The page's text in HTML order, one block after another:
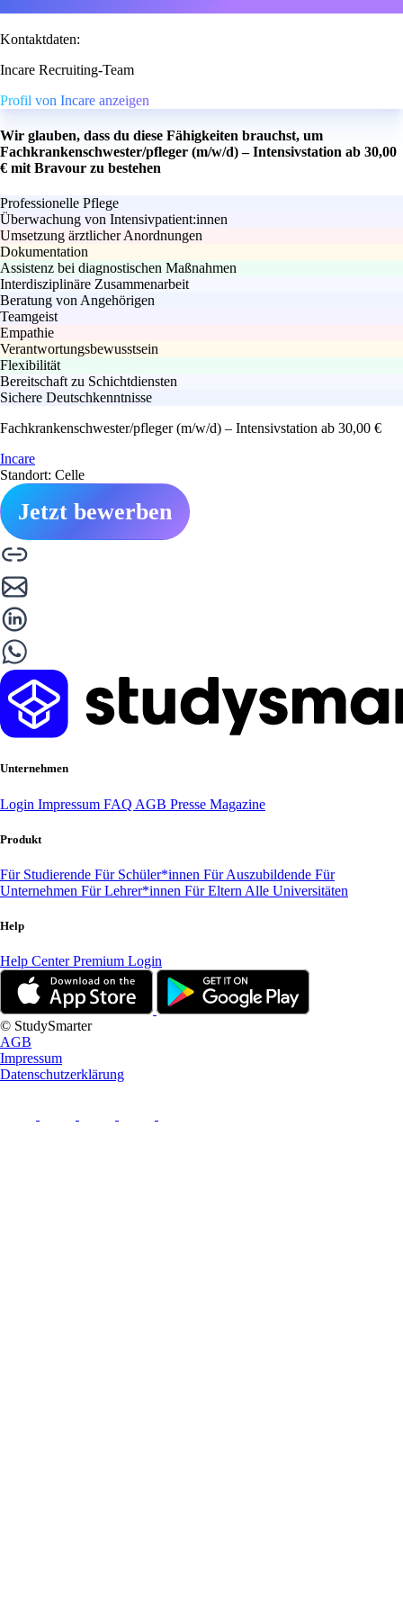
Kontaktdaten:
Incare Recruiting-Team
Profil von Incare anzeigen
Wir glauben, dass du diese Fähigkeiten brauchst, um
Fachkrankenschwester/pfleger (m/w/d) – Intensivstation ab 30,00
€ mit Bravour zu bestehen
Professionelle Pflege
Überwachung von Intensivpatient:innen
Umsetzung ärztlicher Anordnungen
Dokumentation
Assistenz bei diagnostischen Maßnahmen
Interdisziplinäre Zusammenarbeit
Beratung von Angehörigen
Teamgeist
Empathie
Verantwortungsbewusstsein
Flexibilität
Bereitschaft zu Schichtdiensten
Sichere Deutschkenntnisse
Fachkrankenschwester/pfleger (m/w/d) – Intensivstation ab 30,00 €
Incare
Standort: Celle
Jetzt bewerben
Unternehmen
Login Impressum FAQ AGB Presse Magazine
Produkt
Für Studierende Für Schüler*innen Für Auszubildende Für
Unternehmen Für Lehrer*innen Für Eltern Alle Universitäten
Help
Help CenterPremium Login
© StudySmarter
AGB
Impressum
Datenschutzerklärung